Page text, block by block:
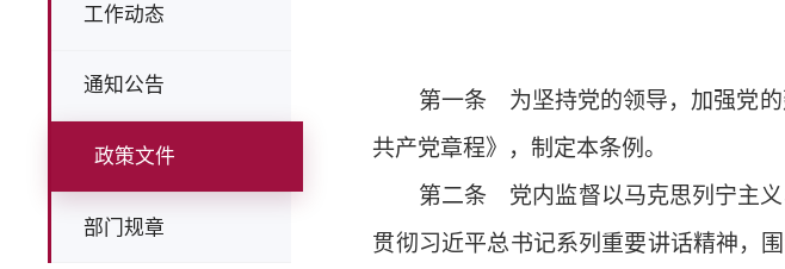
工作动态
通知公告
政策文件
部门规章
第一条 为坚持党的领导，加强党的建
共产党章程》，制定本条例。
第二条 党内监督以马克思列宁主义
贯彻习近平总书记系列重要讲话精神，